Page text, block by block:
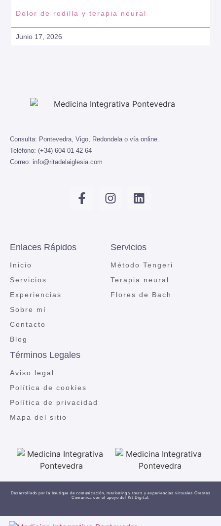
Dolor de rodilla y terapia neural
Junio 17, 2026
Consulta: Pontevedra, Vigo, Redondela o vía online.
Teléfono: (+34) 604 01 42 64
Correo: info@ritadelaiglesia.com
Enlaces Rápidos
Inicio
Servicios
Experiencias
Sobre mí
Contacto
Blog
Servicios
Método Tengeri
Terapia neural
Flores de Bach
Términos Legales
Aviso legal
Política de cookies
Política de privacidad
Mapa del sitio
Desarrollado por la boutique de comunicación, marketing y tours y experiencias virtuales Orestes
Comunica con el apoyo del Kit Digital.